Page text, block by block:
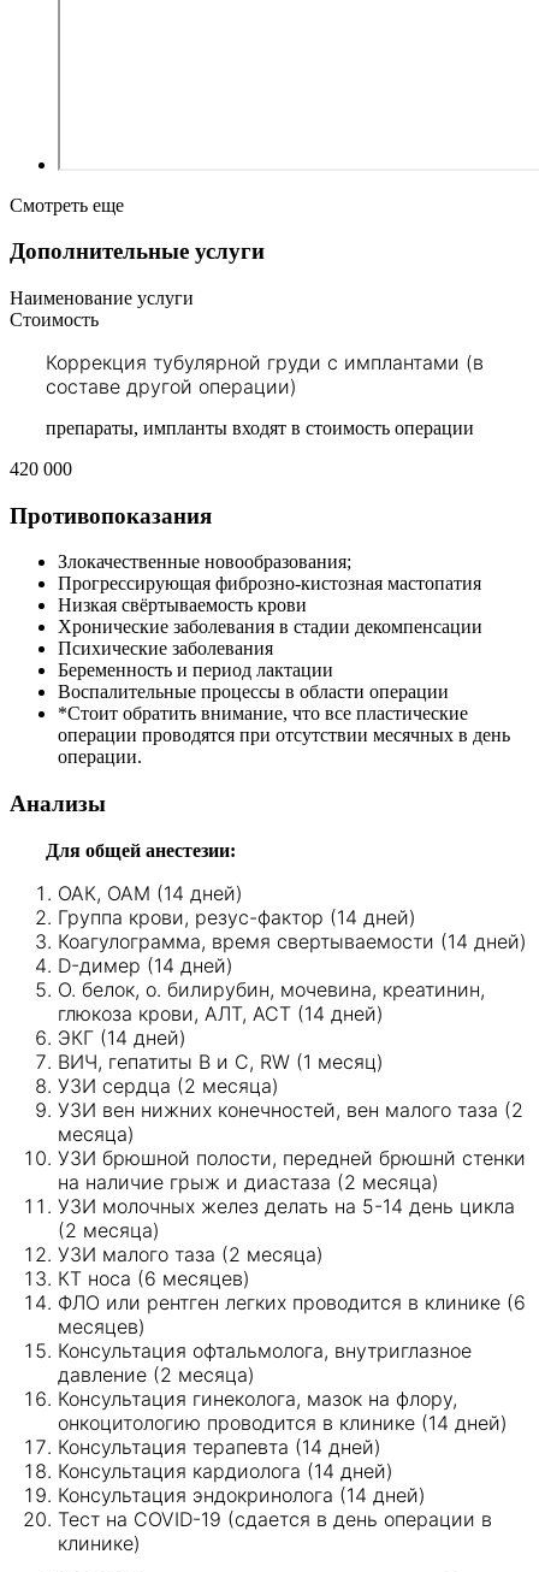
Смотреть еще
Дополнительные услуги
Наименование услуги
Стоимость
Коррекция тубулярной груди с имплантами (в
составе другой операции)
препараты, импланты входят в стоимость операции
420 000
Противопоказания
Злокачественные новообразования;
Прогрессирующая фиброзно-кистозная мастопатия
Низкая свёртываемость крови
Хронические заболевания в стадии декомпенсации
Психические заболевания
Беременность и период лактации
Воспалительные процессы в области операции
*Стоит обратить внимание, что все пластические
операции проводятся при отсутствии месячных в день
операции.
Анализы
Для общей анестезии:
ОАК, ОАМ (14 дней)
Группа крови, резус-фактор (14 дней)
Коагулограмма, время свертываемости (14 дней)
D-димер (14 дней)
О. белок, о. билирубин, мочевина, креатинин,
глюкоза крови, АЛТ, АСТ (14 дней)
ЭКГ (14 дней)
ВИЧ, гепатиты В и С, RW (1 месяц)
УЗИ сердца (2 месяца)
УЗИ вен нижних конечностей, вен малого таза (2
месяца)
УЗИ брюшной полости, передней брюшнй стенки
на наличие грыж и диастаза (2 месяца)
УЗИ молочных желез делать на 5-14 день цикла
(2 месяца)
УЗИ малого таза (2 месяца)
КТ носа (6 месяцев)
ФЛО или рентген легких проводится в клинике (6
месяцев)
Консультация офтальмолога, внутриглазное
давление (2 месяца)
Консультация гинеколога, мазок на флору,
онкоцитологию проводится в клинике (14 дней)
Консультация терапевта (14 дней)
Консультация кардиолога (14 дней)
Консультация эндокринолога (14 дней)
Тест на COVID-19 (сдается в день операции в
клинике)